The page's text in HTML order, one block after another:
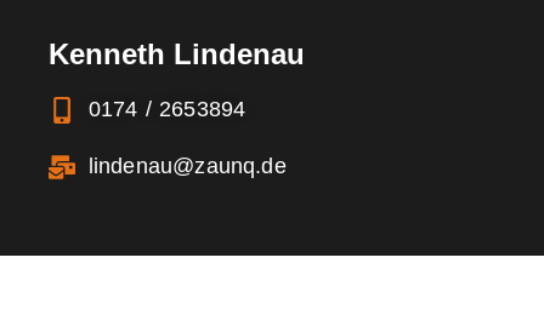
Kenneth Lindenau
0174 / 2653894
lindenau@zaunq.de